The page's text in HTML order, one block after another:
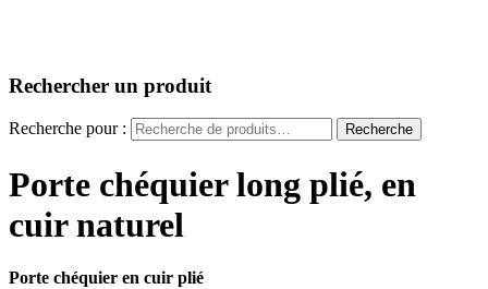
Rechercher un produit
Recherche pour : Recherche
Porte chéquier long plié, en
cuir naturel
Porte chéquier en cuir plié